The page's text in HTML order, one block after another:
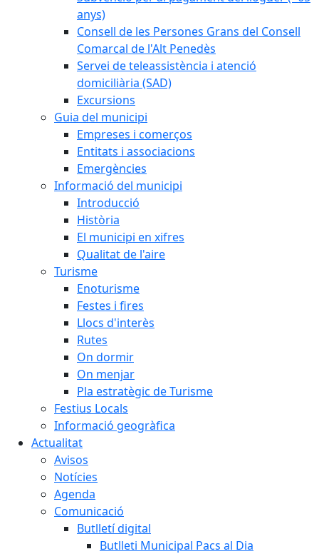
anys)
Consell de les Persones Grans del Consell
Comarcal de l'Alt Penedès
Servei de teleassistència i atenció
domiciliària (SAD)
Excursions
Guia del municipi
Empreses i comerços
Entitats i associacions
Emergències
Informació del municipi
Introducció
Història
El municipi en xifres
Qualitat de l'aire
Turisme
Enoturisme
Festes i fires
Llocs d'interès
Rutes
On dormir
On menjar
Pla estratègic de Turisme
Festius Locals
Informació geogràfica
Actualitat
Avisos
Notícies
Agenda
Comunicació
Butlletí digital
Butlleti Municipal Pacs al Dia